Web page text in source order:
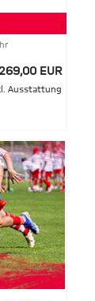
EUR
Ausstattung